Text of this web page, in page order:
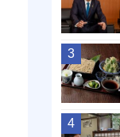
3
4